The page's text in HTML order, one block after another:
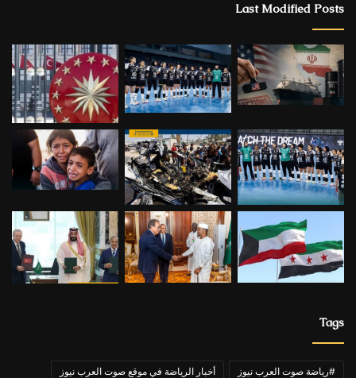
Last Modified Posts
Tags
#رياضة صوت العرب نيوز أخبار الرياضة في موقع صوت العرب نيوز